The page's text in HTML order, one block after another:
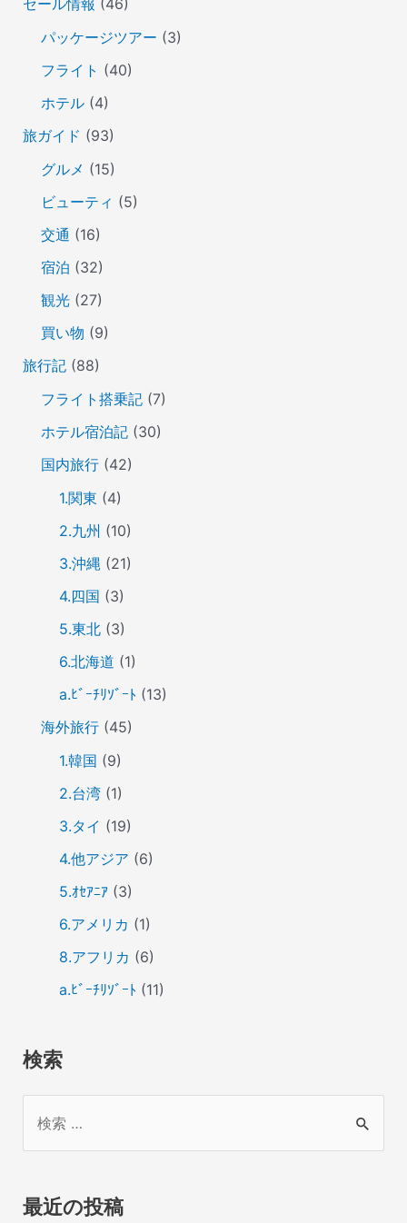
セール情報 (46)
パッケージツアー (3)
フライト (40)
ホテル(4)
旅ガイド (93)
グルメ (15)
ビューティ (5)
交通 (16)
宿泊 (32)
観光(27)
買い物 (9)
旅行記(88)
フライト搭乗記(7)
ホテル宿泊記(30)
国内旅行(42)
1.関東 (4)
2.九州 (10)
3.沖縄(21)
4.四国 (3)
5.東北(3)
6.北海道 (1)
a.ﾋﾞｰﾁﾘｿﾞｰﾄ (13)
海外旅行(45)
1.韓国 (9)
2.台湾(1)
3.タイ (19)
4.他アジア (6)
5.ｵｾｱﾆｱ(3)
6.アメリカ (1)
8.アフリカ (6)
a.ﾋﾞｰﾁﾘｿﾞｰﾄ (11)
検索
象
最近の投稿